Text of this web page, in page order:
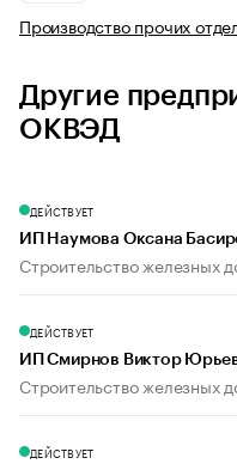
Производство прочих
Другие
ОКВЭД
ДЕЙСТВУЕТ
ИП Наумова Оксана
Строительство железных
ДЕЙСТВУЕТ
ИП Смирнов Виктор
Строительство железных
ДЕЙСТВУЕТ